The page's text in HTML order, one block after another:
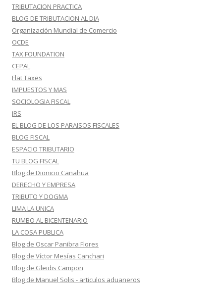
TRIBUTACION PRACTICA
BLOG DE TRIBUTACION AL DIA
Organización Mundial de Comercio
OCDE
TAX FOUNDATION
CEPAL
Flat Taxes
IMPUESTOS Y MAS
SOCIOLOGIA FISCAL
IRS
EL BLOG DE LOS PARAISOS FISCALES
BLOG FISCAL
ESPACIO TRIBUTARIO
TU BLOG FISCAL
Blog de Dionicio Canahua
DERECHO Y EMPRESA
TRIBUTO Y DOGMA
LIMA LA UNICA
RUMBO AL BICENTENARIO
LA COSA PUBLICA
Blog de Oscar Panibra Flores
Blog de Víctor Mesías Canchari
Blog de Gleidis Campon
Blog de Manuel Solis - articulos aduaneros